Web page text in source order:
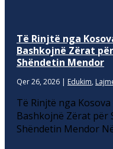
Të Rinjtë nga
Bashkojnë Zërat
Shëndetin Mendor
Qer 26, 2026 | Edukim,
Të Rinjtë nga
Bashkojnë Zërat për
Shëndetin Mendor